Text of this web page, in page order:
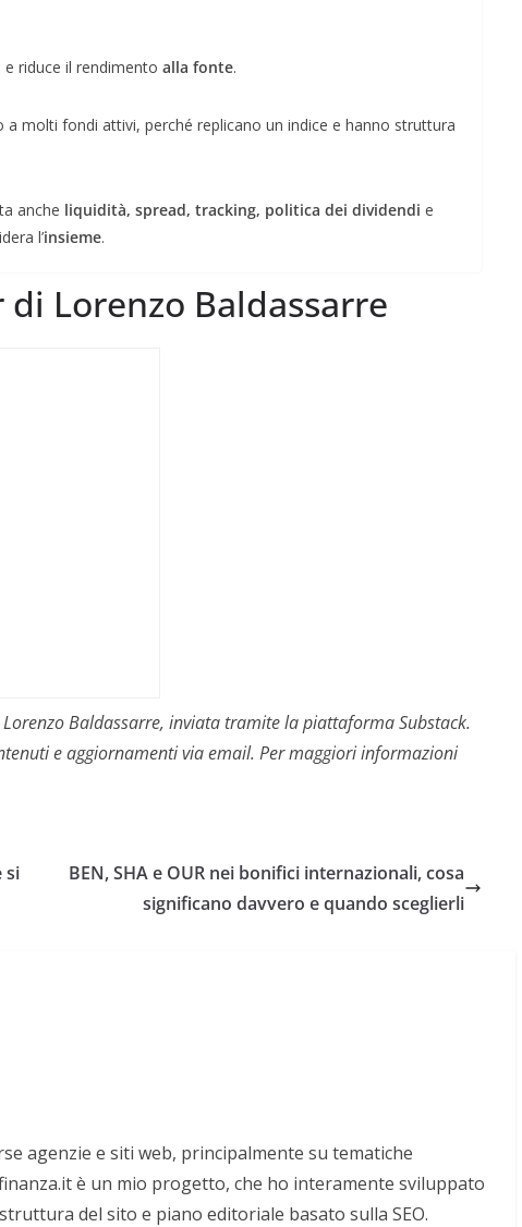
e riduce il rendimento alla fonte.
a molti fondi attivi, perché replicano un indice e hanno struttura
anche liquidità, spread, tracking, politica dei dividendi e
l’insieme.
Lorenzo Baldassarre
Baldassarre, inviata tramite la piattaforma Substack.
e aggiornamenti via email. Per maggiori informazioni
si
BEN, SHA e OUR nei bonifici internazionali, cosa
significano davvero e quando sceglierli
agenzie e siti web, principalmente su tematiche
è un mio progetto, che ho interamente sviluppato
del sito e piano editoriale basato sulla SEO.